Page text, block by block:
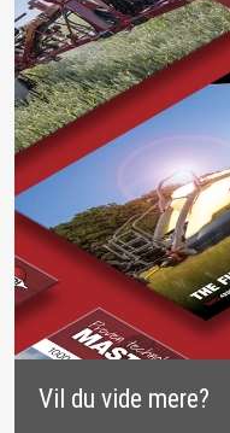
Vil du vide mere?